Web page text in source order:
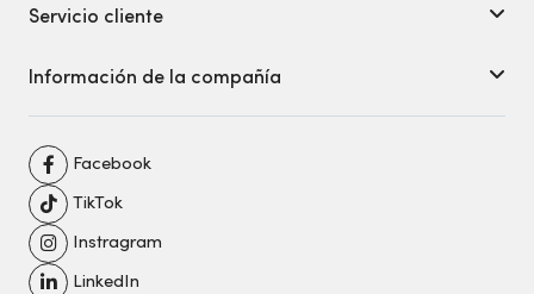
Servicio cliente
Información de la compañía
Facebook
TikTok
Instragram
LinkedIn